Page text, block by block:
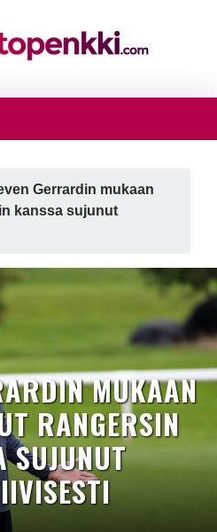
Gerrardin mukaan
kanssa sujunut
MUKAAN
RANGERSIN
SUJUNUT